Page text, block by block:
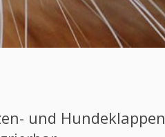
und Hundeklappen